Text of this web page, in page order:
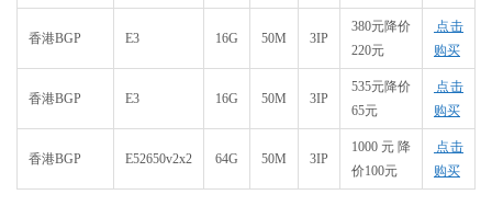
香港BGP E3 16G 50M 3IP
380元降价
220元
点击
购买
香港BGP E3 16G 50M 3IP
535元降价
65元
点击
购买
香港BGP E52650v2x2 64G 50M 3IP
1000元降
价100元
点击
购买